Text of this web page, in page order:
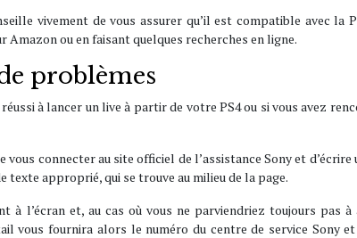
vivement de vous assurer qu’il est compatible avec
ou en faisant quelques recherches en ligne.
problèmes
à lancer un live à partir de votre PS4 ou si vous avez
vous connecter au site officiel de l’assistance Sony et
texte approprié, qui se trouve au milieu de la page.
à l’écran et, au cas où vous ne parviendriez toujours
vous fournira alors le numéro du centre de service Sony